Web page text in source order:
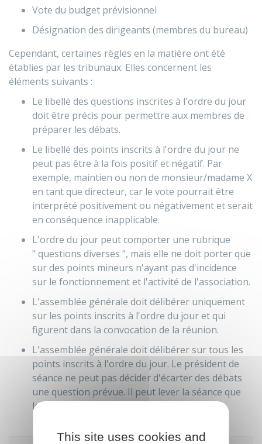
Vote du budget prévisionnel
Désignation des dirigeants (membres du bureau)
Cependant, certaines règles en la matière ont été
établies par les tribunaux. Elles concernent les
éléments suivants :
Le libellé des questions inscrites à l'ordre du jour
doit être précis pour permettre aux membres de
préparer les débats.
Le libellé des points inscrits à l'ordre du jour ne
peut pas être à la fois positif et négatif. Par
exemple, maintien ou non de monsieur/madame X
en tant que directeur, car le vote pourrait être
interprété positivement ou négativement et serait
en conséquence inapplicable.
L'ordre du jour peut comporter une rubrique
" questions diverses ", mais elle ne doit porter que
sur des points mineurs n'ayant pas d'incidence
sur le fonctionnement et l'activité de l'association.
L'assemblée générale doit délibérer uniquement
sur les points inscrits à l'ordre du jour et qui
figurent dans la convocation de la réunion.
L'assemblée générale doit délibérer sur tous les
points inscrits à l'ordre du jour. Le président de
séance ne peut pas décider d'écarter des débats
une question prévue. Il peut lever la séance que
lorsque l'ordre du jour a été épuisé.
This site uses cookies and